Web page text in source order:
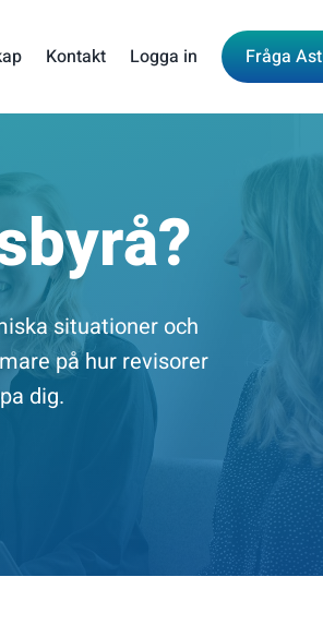
Kontakt Fråga
Logga in
situationer och
på hur revisorer
dig.